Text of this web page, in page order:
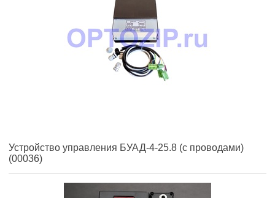
Устройство управления БУАД-4-25.8 (с проводами)
(00036)